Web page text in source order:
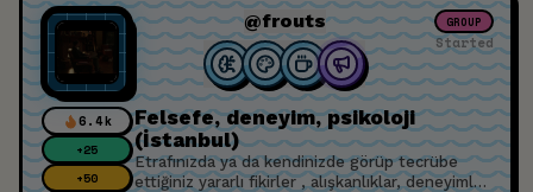
6.4k
+25
+50
@frouts GROUP
Started
Felsefe, deneyim, psikoloji
(İstanbul)
Etrafınızda ya da kendinizde görüp tecrübe
ettiğiniz yararlı fikirler , alışkanlıklar, deneyimler